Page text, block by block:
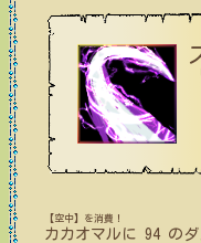
┗
【空中】を消費！
カカオマル に 94のダ